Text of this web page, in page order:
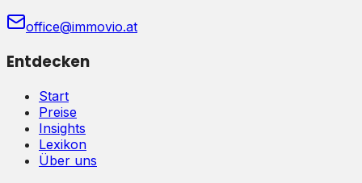
office@immovio.at
Entdecken
Start
Preise
Insights
Lexikon
Über uns